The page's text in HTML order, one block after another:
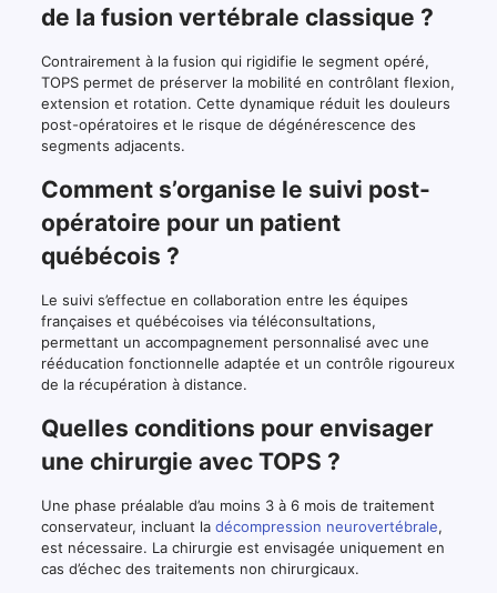
de la fusion vertébrale classique ?
Contrairement à la fusion qui rigidifie le segment opéré,
TOPS permet de préserver la mobilité en contrôlant flexion,
extension et rotation. Cette dynamique réduit les douleurs
post-opératoires et le risque de dégénérescence des
segments adjacents.
Comment s’organise le suivi post-
opératoire pour un patient
québécois ?
Le suivi s’effectue en collaboration entre les équipes
françaises et québécoises via téléconsultations,
permettant un accompagnement personnalisé avec une
rééducation fonctionnelle adaptée et un contrôle rigoureux
de la récupération à distance.
Quelles conditions pour envisager
une chirurgie avec TOPS ?
Une phase préalable d’au moins 3 à 6 mois de traitement
conservateur, incluant la décompression neurovertébrale,
est nécessaire. La chirurgie est envisagée uniquement en
cas d’échec des traitements non chirurgicaux.